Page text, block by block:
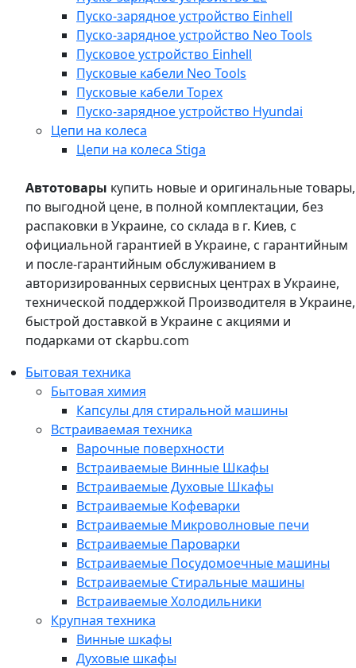
Пуско-зарядное устройство Einhell
Пуско-зарядное устройство Neo Tools
Пусковое устройство Einhell
Пусковые кабели Neo Tools
Пусковые кабели Topex
Пуско-зарядное устройство Hyundai
Цепи на колеса
Цепи на колеса Stiga
Автотовары купить новые и оригинальные товары,
по выгодной цене, в полной комплектации, без
распаковки в Украине, со склада в г. Киев, с
официальной гарантией в Украине, с гарантийным
и после-гарантийным обслуживанием в
авторизированных сервисных центрах в Украине,
технической поддержкой Производителя в Украине,
быстрой доставкой в Украине с акциями и
подарками от ckapbu.com
Бытовая техника
Бытовая химия
Капсулы для стиральной машины
Встраиваемая техника
Варочные поверхности
Встраиваемые Винные Шкафы
Встраиваемые Духовые Шкафы
Встраиваемые Кофеварки
Встраиваемые Микроволновые печи
Встраиваемые Пароварки
Встраиваемые Посудомоечные машины
Встраиваемые Стиральные машины
Встраиваемые Холодильники
Крупная техника
Винные шкафы
Духовые шкафы